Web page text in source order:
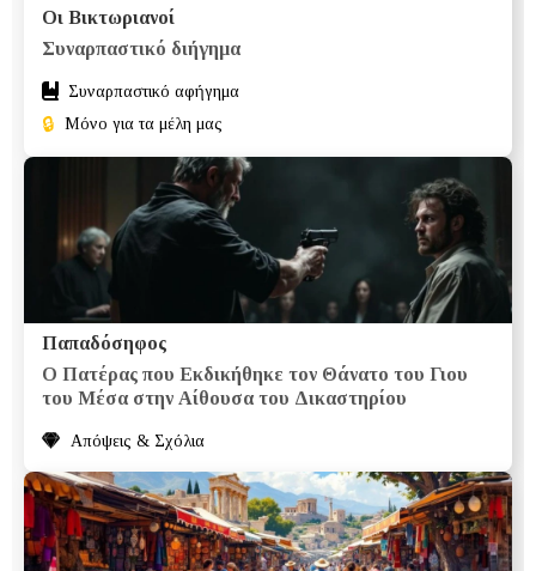
Οι Βικτωριανοί
Συναρπαστικό διήγημα
Συναρπαστικό αφήγημα
🔒 Μόνο για τα μέλη μας
Παπαδόσηφος
Ο Πατέρας που Εκδικήθηκε τον Θάνατο του Γιου
του Μέσα στην Αίθουσα του Δικαστηρίου
Απόψεις & Σχόλια